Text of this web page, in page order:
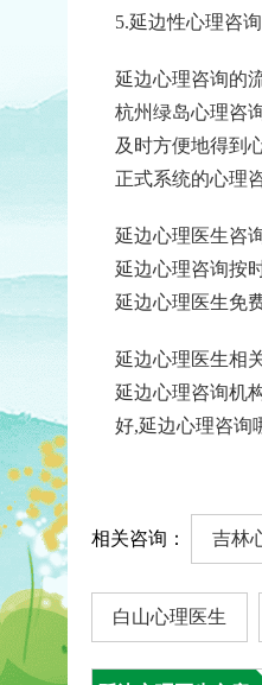
5.延边性心理咨
延边心理咨询的
杭州绿岛心理咨
及时方便地得到
正式系统的心理
延边心理医生咨
延边心理咨询按
延边心理医生免
延边心理医生相
延边心理咨询机
好,延边心理咨询
相关咨询： 吉林
白山心理医生